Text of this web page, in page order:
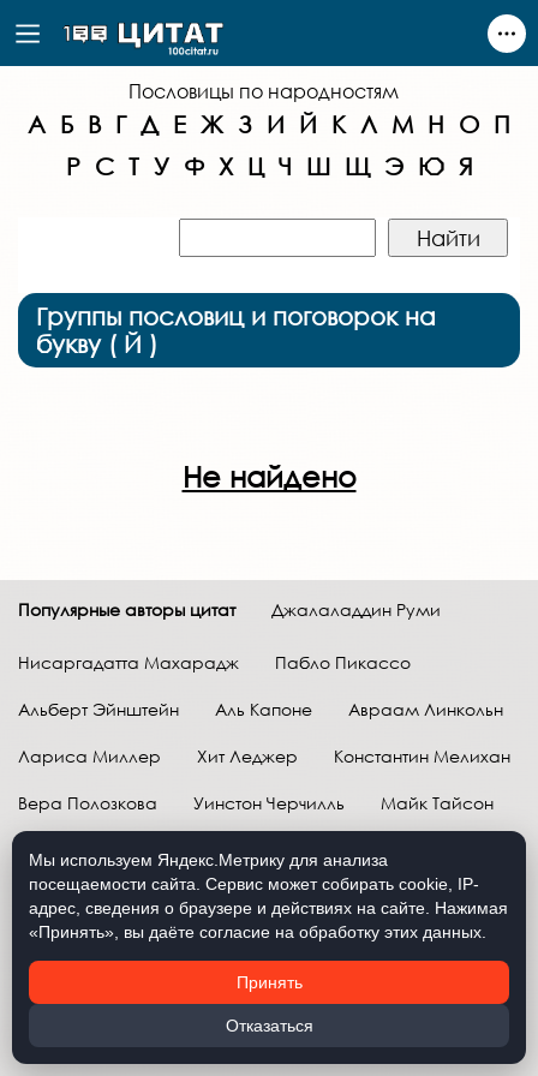
Пословицы по народностям
А Б В Г Д Е Ж З И Й К Л М Н О П
Р С Т У Ф Х Ц Ч Ш Щ Э Ю Я
Группы пословиц и поговорок на
букву ( Й )
Не найдено
Популярные авторы цитат Джалаладдин Руми
Нисаргадатта Махарадж Пабло Пикассо
Альберт Эйнштейн Аль Капоне Авраам Линкольн
Лариса Миллер Хит Леджер Константин Мелихан
Вера Полозкова Уинстон Черчилль Майк Тайсон
Марк Твен Расул Гамзатов
Далай-лама XIV Уоррен Баффетт
Давид Самойлов Антон Чехов Жан-Поль Сартр
Брюс Ли Бенджамин Франклин
Рене Декарт Александр Македонский
Мы используем Яндекс.Метрику для анализа
посещаемости сайта. Сервис может собирать cookie, IP-
адрес, сведения о браузере и действиях на сайте. Нажимая
«Принять», вы даёте согласие на обработку этих данных.
Принять
Отказаться